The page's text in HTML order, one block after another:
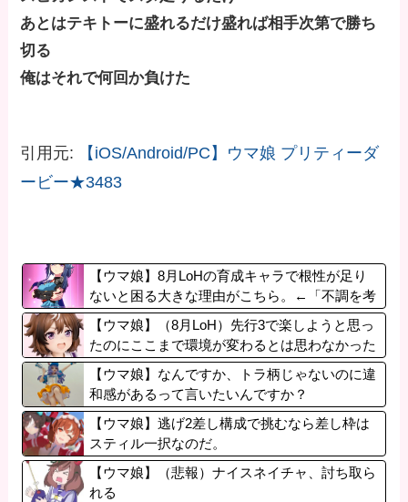
あとはテキトーに盛れるだけ盛れば相手次第で勝ち
切る
俺はそれで何回か負けた
引用元:
【iOS/Android/PC】ウマ娘 プリティーダ
ービー★3483
【ウマ娘】8月LoHの育成キャラで根性が足り
ないと困る大きな理由がこちら。←「不調を考
慮すると1021必要」
【ウマ娘】（8月LoH）先行3で楽しようと思っ
たのにここまで環境が変わるとは思わなかった
のだ…
【ウマ娘】なんですか、トラ柄じゃないのに違
和感があるって言いたいんですか？
【ウマ娘】逃げ2差し構成で挑むなら差し枠は
スティル一択なのだ。
【ウマ娘】（悲報）ナイスネイチャ、討ち取ら
れる